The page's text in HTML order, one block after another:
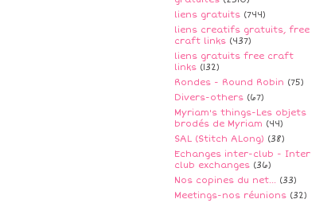
liens gratuits (744)
liens creatifs gratuits, free
craft links (437)
liens gratuits free craft
links (132)
Rondes - Round Robin (75)
Divers-others (67)
Myriam's things-Les objets
brodés de Myriam (44)
SAL (Stitch ALong) (38)
Echanges inter-club - Inter
club exchanges (36)
Nos copines du net... (33)
Meetings-nos réunions (32)